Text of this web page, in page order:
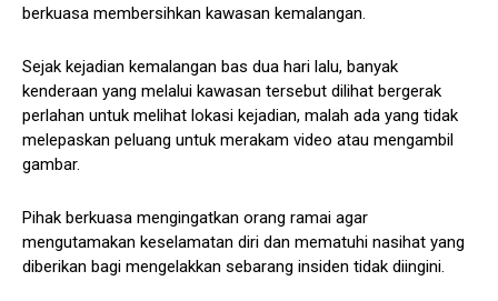
berkuasa membersihkan kawasan kemalangan.
Sejak kejadian kemalangan bas dua hari lalu, banyak
kenderaan yang melalui kawasan tersebut dilihat bergerak
perlahan untuk melihat lokasi kejadian, malah ada yang tidak
melepaskan peluang untuk merakam video atau mengambil
gambar.
Pihak berkuasa mengingatkan orang ramai agar
mengutamakan keselamatan diri dan mematuhi nasihat yang
diberikan bagi mengelakkan sebarang insiden tidak diingini.